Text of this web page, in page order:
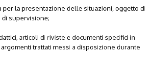
per la presentazione delle situazioni, oggetto di
supervisione;
articoli di riviste e documenti specifici in
trattati messi a disposizione durante